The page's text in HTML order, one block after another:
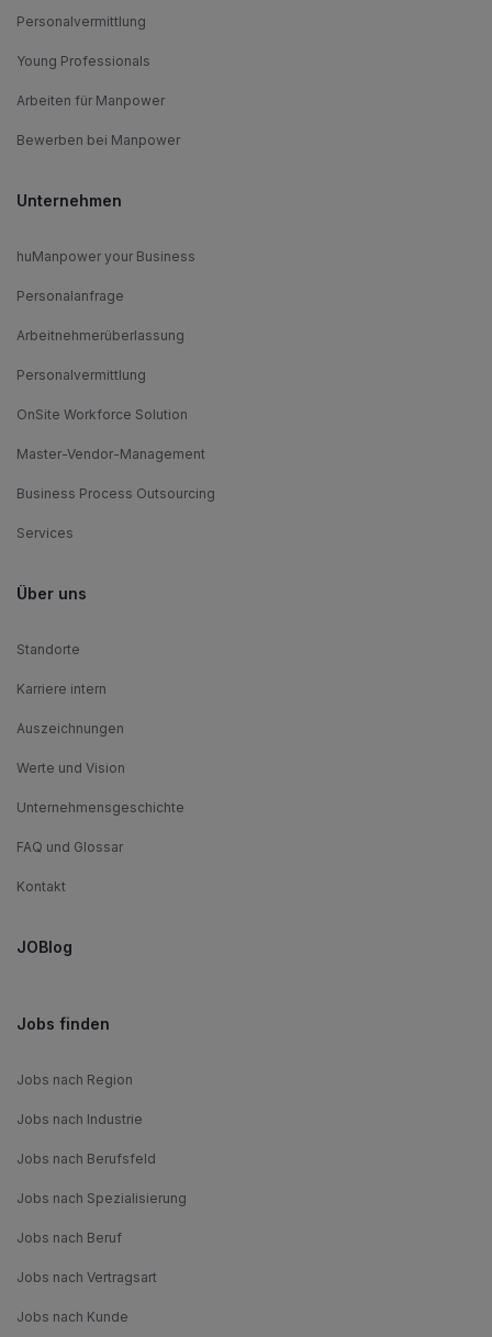
Personalvermittlung
Young Professionals
Arbeiten für Manpower
Bewerben bei Manpower
Unternehmen
huManpower your Business
Personalanfrage
Arbeitnehmerüberlassung
Personalvermittlung
OnSite Workforce Solution
Master-Vendor-Management
Business Process Outsourcing
Services
Über uns
Standorte
Karriere intern
Auszeichnungen
Werte und Vision
Unternehmensgeschichte
FAQ und Glossar
Kontakt
JOBlog
Jobs finden
Jobs nach Region
Jobs nach Industrie
Jobs nach Berufsfeld
Jobs nach Spezialisierung
Jobs nach Beruf
Jobs nach Vertragsart
Jobs nach Kunde